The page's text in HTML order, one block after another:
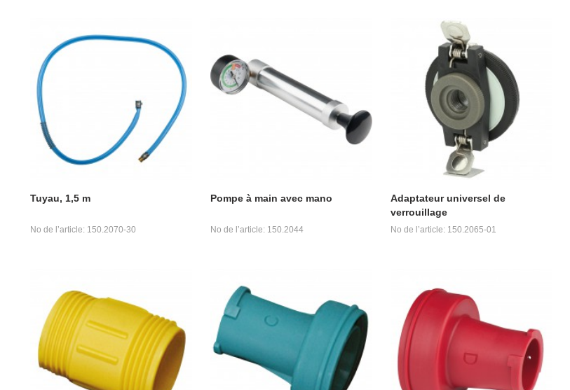
Tuyau, 1,5 m
No de l’article: 150.2070-30
Pompe à main avec mano
No de l’article: 150.2044
Adaptateur universel de
verrouillage
No de l’article: 150.2065-01